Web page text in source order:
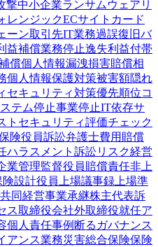
撃中小企業ランサムウェア リ
レンジックECサイト カード
ーン取引先IT業務過誤復旧バ
益補償業務停止逸失利益付帯
償個人情報漏洩損害賠償相
個人情報保護対策被害額隠れ
セキュリティ対策優先順位コ
テム停止事業停止IT依存サ
ト セキュリティ評価チェック
険役員訴訟弁護士費用 賠償
ハラスメント 訴訟リスク経営
業管理監督役員賠償責任非上
険設計役員 上場議事録 上場準
共同経営事業承継株主代表訴
ス取締役会社外取締役就任ア
個人責任事例 断る ガバナンス
アンス業務災害総合保険保険